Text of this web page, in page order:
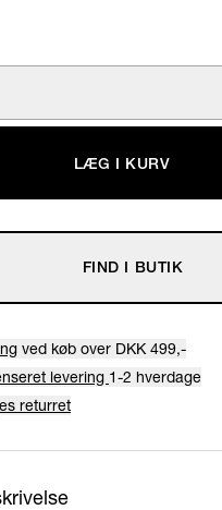
LÆG I KURV
FIND I BUTIK
ved køb over DKK 499,-
levering 1-2 hverdage
returret